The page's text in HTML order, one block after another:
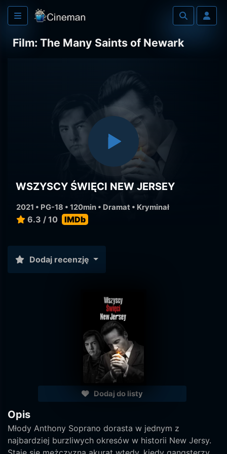
Film: The Many Saints of Newark
WSZYSCY ŚWIĘCI NEW JERSEY
2021 • PG-18 • 120min • Dramat • Kryminał
6.3 / 10 IMDb
Dodaj recenzję
Dodaj do listy
Opis
Młody Anthony Soprano dorasta w jednym z
najbardziej burzliwych okresów w historii New Jersy.